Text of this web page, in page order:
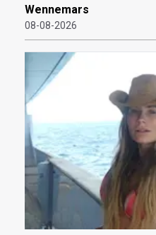
Wennemars
08-08-2026